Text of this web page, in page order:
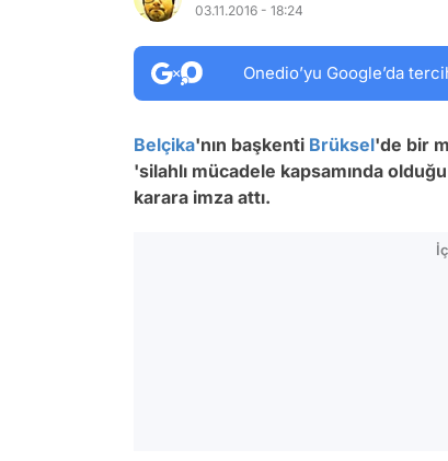
03.11.2016 - 18:24
Onedio’yu Google’da
Belçika'nın başkenti Brüksel'de bir
'silahlı mücadele kapsamında
karara imza attı.